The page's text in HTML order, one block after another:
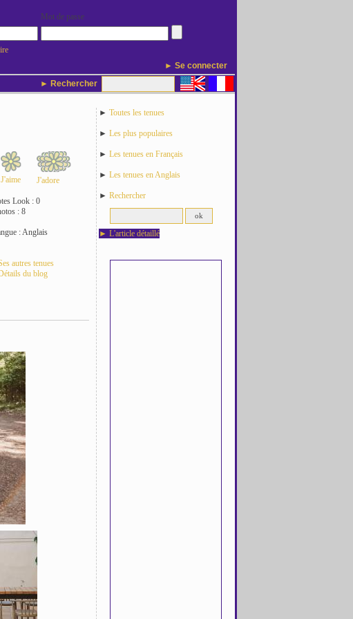
Mot de passe
► Se connecter
► Rechercher
J'aime J'adore
Look : 0
: 8
: Anglais
autres tenues
du blog
► Toutes les tenues
► Les plus populaires
► Les tenues en Français
► Les tenues en Anglais
► Rechercher
► L'article détaillé